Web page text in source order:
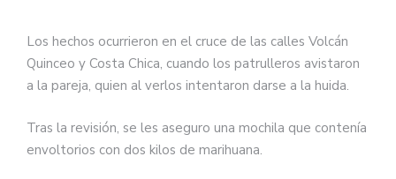
Los hechos ocurrieron en el cruce de las calles Volcán
Quinceo y Costa Chica, cuando los patrulleros avistaron
a la pareja, quien al verlos intentaron darse a la huida.
Tras la revisión, se les aseguro una mochila que contenía
envoltorios con dos kilos de marihuana.